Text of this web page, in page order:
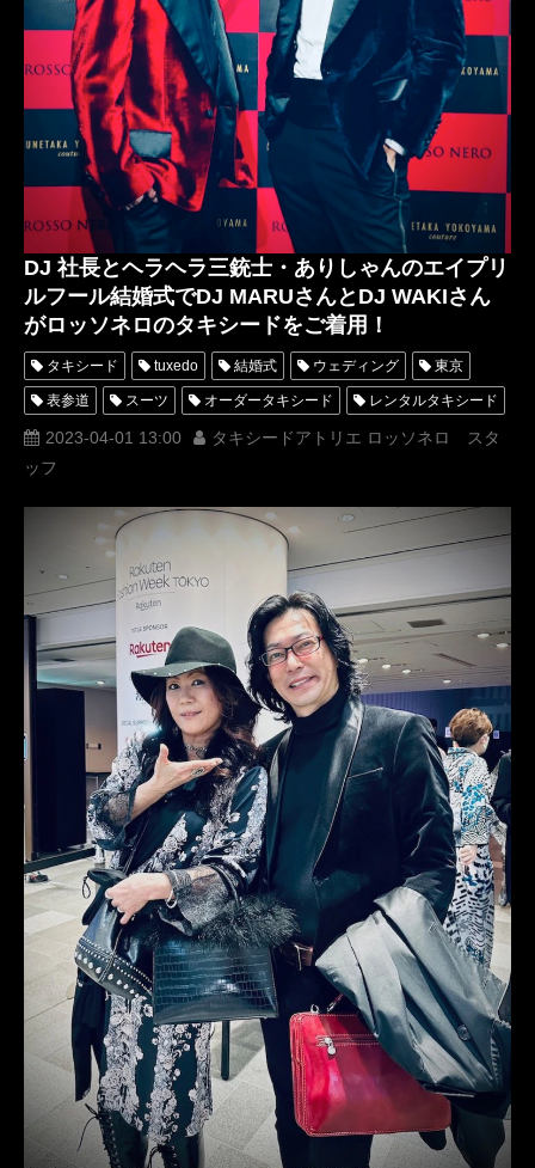
DJ 社長とヘラヘラ三銃士・ありしゃんのエイプリ
ルフール結婚式でDJ MARUさんとDJ WAKIさん
がロッソネロのタキシードをご着用！
タキシード tuxedo 結婚式 ウェディング 東京
表参道 スーツ オーダータキシード レンタルタキシード
ロッソネロ 人気 横山宗生 MUNETAKAYOKOYAMA
購入
オーダータキシード名古屋 新郎衣装
レンタルタキシード東京 レンタルタキシード名古屋 横浜
ROSSONERO タキシードオーダー東京
タキシードレンタル東京 タキシード靴
MUNETAKAYOKOYAMAcouture オーダータキシード横浜
レンタルタキシード横浜 DJ社長 DJwaki DJmaru
レペゼンフォックス ヘラヘラ三銃士
ありしゃん エイプリルフール 結婚報告
2023-04-01 13:00
タキシードアトリエ ロッソネロ スタ
ッフ